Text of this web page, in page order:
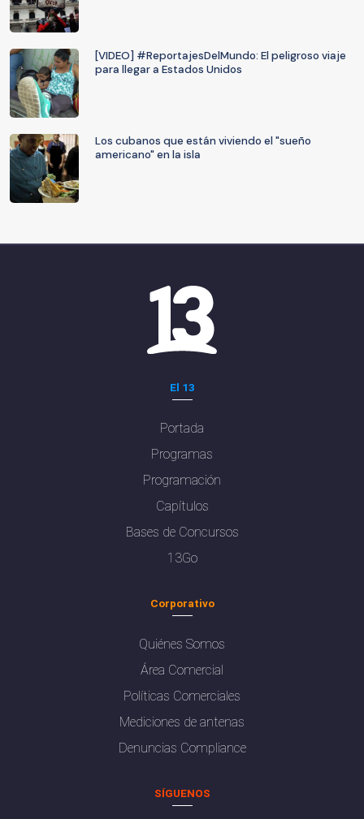
[VIDEO] #ReportajesDelMundo: El peligroso viaje
para llegar a Estados Unidos
Los cubanos que están viviendo el "sueño
americano" en la isla
El 13
Portada
Programas
Programación
Capítulos
Bases de Concursos
13Go
Corporativo
Quiénes Somos
Área Comercial
Políticas Comerciales
Mediciones de antenas
Denuncias Compliance
SÍGUENOS